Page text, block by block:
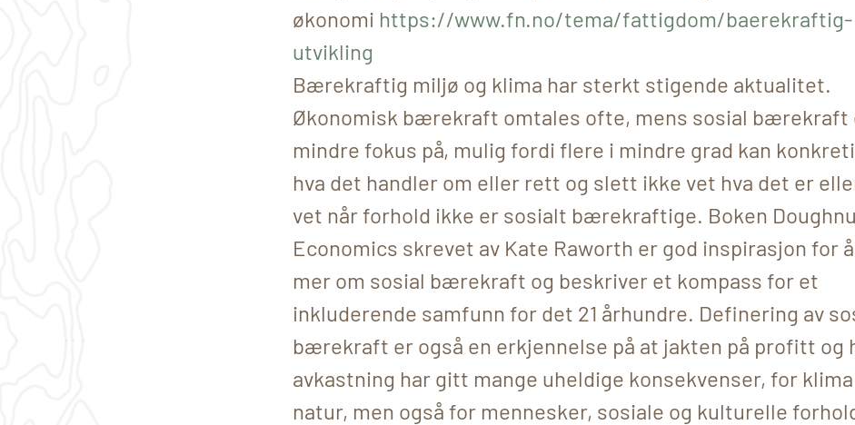
økonomi https://www.fn.no/tema/fattigdom/baerekraftig-
utvikling
Bærekraftig miljø og klima har sterkt stigende aktualitet.
Økonomisk bærekraft omtales ofte, mens sosial bærekraft
mindre fokus på, mulig fordi flere i mindre grad kan
hva det handler om eller rett og slett ikke vet hva det er
vet når forhold ikke er sosialt bærekraftige. Boken
Economics skrevet av Kate Raworth er god inspirasjon for
mer om sosial bærekraft og beskriver et kompass for et
inkluderende samfunn for det 21 århundre. Definering av
bærekraft er også en erkjennelse på at jakten på profitt og
avkastning har gitt mange uheldige konsekvenser, for
natur, men også for mennesker, sosiale og kulturelle